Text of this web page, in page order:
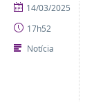
publicado
14/03/2025
17h52
Notícia